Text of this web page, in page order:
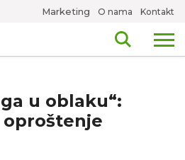
Marketing O nama Kontakt
u oblaku“:
oproštenje